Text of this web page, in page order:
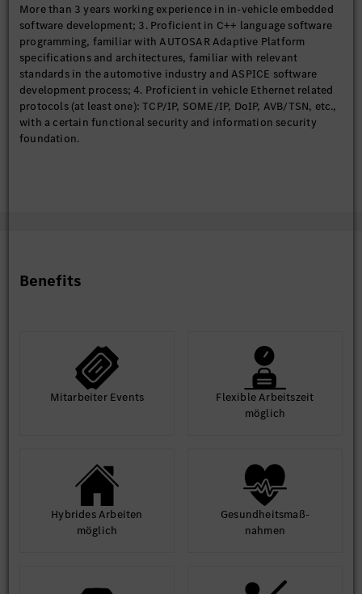
More than 3 years working experience in in-vehicle embedded
software development; 3. Proficient in C++ language software
programming, familiar with AUTOSAR Adaptive Platform
specifications and architectures, familiar with relevant
standards in the automotive industry and ASPICE software
development process; 4. Proficient in vehicle Ethernet related
protocols (at least one): TCP/IP, SOME/IP, DoIP, AVB/TSN, etc.,
with a certain functional security and information security
foundation.
Benefits
Mit­arbeiter Events
Flexible Arbeits­zeit
möglich
Hybrides Arbeiten
möglich
Gesund­heits­maß­
nahmen